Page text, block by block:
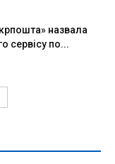
назвала
сервісу по...